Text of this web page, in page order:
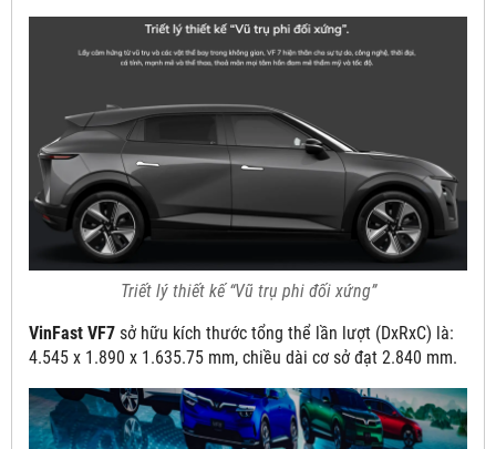
Triết lý thiết kế “Vũ trụ phi đối xứng”
VinFast VF7 sở hữu kích thước tổng thể lần lượt (DxRxC) là:
4.545 x 1.890 x 1.635.75 mm, chiều dài cơ sở đạt 2.840 mm.